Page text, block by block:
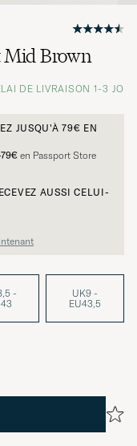
Mid Brown
DE LIVRAISON 1-3 JO
JUSQU'À79€ EN
en Passport Store
AUSSI CELUI-
-
UK9 -
EU43,5